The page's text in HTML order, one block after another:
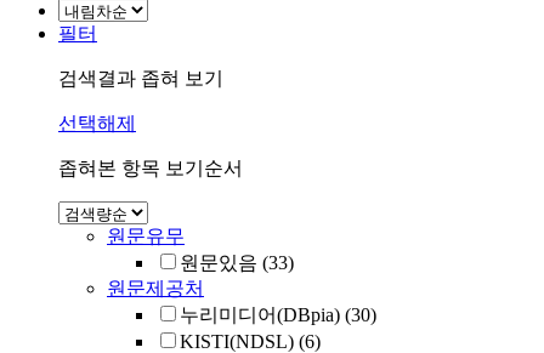
필터
검색결과 좁혀 보기
선택해제
좁혀본 항목 보기순서
원문유무
원문있음 (33)
원문제공처
누리미디어(DBpia) (30)
KISTI(NDSL) (6)